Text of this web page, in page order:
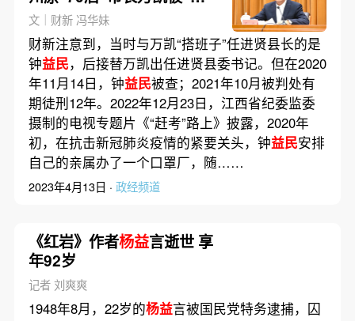
开”
文｜财新 冯华妹
财新注意到，当时与万凯“搭班子”任进贤县长的是
钟益民，后接替万凯出任进贤县委书记。但在2020
年11月14日，钟益民被查；2021年10月被判处有
期徒刑12年。2022年12月23日，江西省纪委监委
摄制的电视专题片《“赶考”路上》披露，2020年
初，在抗击新冠肺炎疫情的紧要关头，钟益民安排
自己的亲属办了一个口罩厂，随……
2023年4月13日 · 政经频道
《红岩》作者杨益言逝世 享
年92岁
记者 刘爽爽
1948年8月，22岁的杨益言被国民党特务逮捕，囚